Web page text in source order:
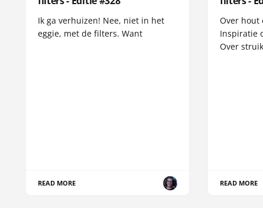
Ik ga verhuizen! Nee, niet in het
eggie, met de filters. Want
READ MORE
Over hout
Inspiratie
Over
READ MORE